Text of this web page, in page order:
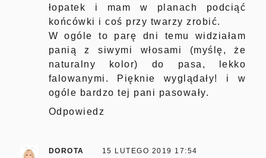
łopatek i mam w planach podciąć
końcówki i coś przy twarzy zrobić.
W ogóle to parę dni temu widziałam
panią z siwymi włosami (myślę, że
naturalny kolor) do pasa, lekko
falowanymi. Pięknie wyglądały! i w
ogóle bardzo tej pani pasowały.
Odpowiedz
DOROTA 15 LUTEGO 2019 17:54